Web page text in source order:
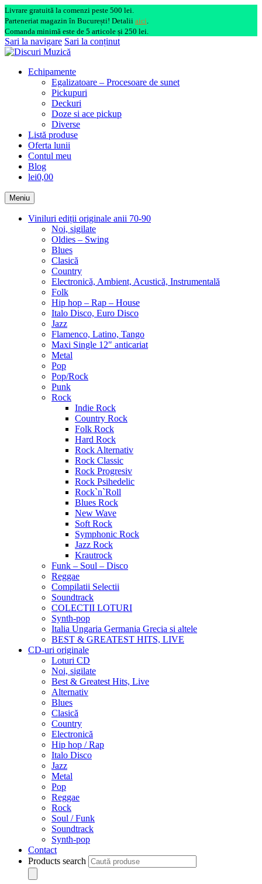
Livrare gratuită la comenzi peste 500 lei.
Parteneriat magazin în București! Detalii aici.
Comanda minimă este de 5 articole și 250 lei.
Sari la navigare Sari la conținut
Echipamente
Egalizatoare – Procesoare de sunet
Pickupuri
Deckuri
Doze si ace pickup
Diverse
Listă produse
Oferta lunii
Contul meu
Blog
lei0,00
Meniu
Viniluri ediții originale anii 70-90
Noi, sigilate
Oldies – Swing
Blues
Clasică
Country
Electronică, Ambient, Acustică, Instrumentală
Folk
Hip hop – Rap – House
Italo Disco, Euro Disco
Jazz
Flamenco, Latino, Tango
Maxi Single 12″ anticariat
Metal
Pop
Pop/Rock
Punk
Rock
Indie Rock
Country Rock
Folk Rock
Hard Rock
Rock Alternativ
Rock Classic
Rock Progresiv
Rock Psihedelic
Rock`n`Roll
Blues Rock
New Wave
Soft Rock
Symphonic Rock
Jazz Rock
Krautrock
Funk – Soul – Disco
Reggae
Compilatii Selectii
Soundtrack
COLECTII LOTURI
Synth-pop
Italia Ungaria Germania Grecia si altele
BEST & GREATEST HITS, LIVE
CD-uri originale
Loturi CD
Noi, sigilate
Best & Greatest Hits, Live
Alternativ
Blues
Clasică
Country
Electronică
Hip hop / Rap
Italo Disco
Jazz
Metal
Pop
Reggae
Rock
Soul / Funk
Soundtrack
Synth-pop
Contact
Products search